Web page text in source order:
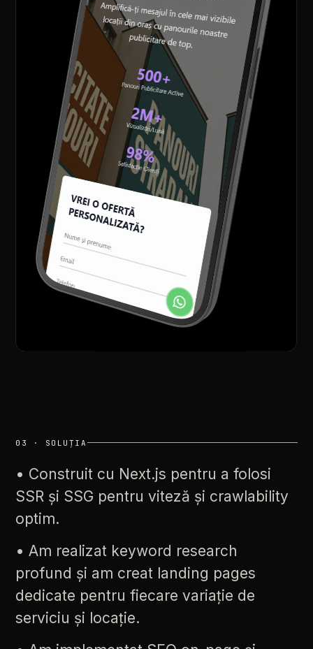
03 · SOLUȚIA
• Construit cu Next.js pentru a folosi
SSR și SSG pentru viteză și crawlability
optim.
• Am realizat keyword research
profund și am creat landing pages
dedicate pentru fiecare variație de
serviciu și locație.